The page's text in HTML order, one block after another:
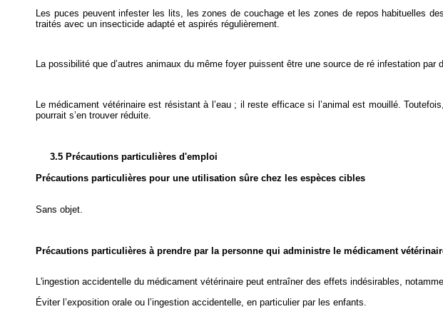
Les puces peuvent infester les lits, les zones de couchage et les zones de repos habituelles
traités avec un insecticide adapté et aspirés régulièrement.
La possibilité que d’autres animaux du même foyer puissent être une source de ré infestation
Le médicament vétérinaire est résistant à l’eau ; il reste efficace si l’animal est mouillé.
pourrait s’en trouver réduite.
3.5 Précautions particulières d'emploi
Précautions particulières pour une utilisation sûre chez les espèces cibles
Sans objet.
Précautions particulières à prendre par la personne qui administre le médicament
L'ingestion accidentelle du médicament vétérinaire peut entraîner des effets indésirables,
Éviter l’exposition orale ou l’ingestion accidentelle, en particulier par les enfants.